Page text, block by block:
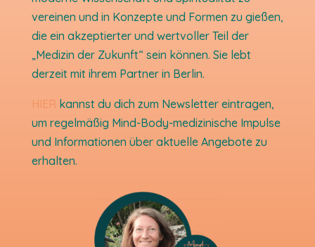
vereinen und in Konzepte und Formen zu gießen,
die ein akzeptierter und wertvoller Teil der
„Medizin der Zukunft“ sein können. Sie lebt
derzeit mit ihrem Partner in Berlin.
HIER kannst du dich zum Newsletter eintragen,
um regelmäßig Mind-Body-medizinische Impulse
und Informationen über aktuelle Angebote zu
erhalten.